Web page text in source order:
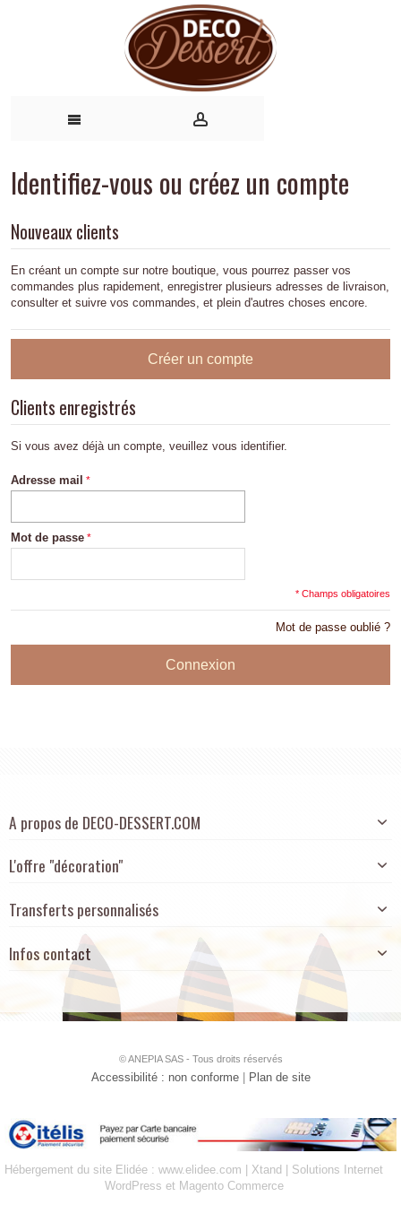
Identifiez-vous ou créez un compte
Nouveaux clients
En créant un compte sur notre boutique, vous pourrez passer vos
commandes plus rapidement, enregistrer plusieurs adresses de livraison,
consulter et suivre vos commandes, et plein d'autres choses encore.
Créer un compte
Clients enregistrés
Si vous avez déjà un compte, veuillez vous identifier.
Adresse mail
Mot de passe
* Champs obligatoires
Mot de passe oublié ?
Connexion
A propos de DECO-DESSERT.COM
L'offre "décoration"
Transferts personnalisés
Infos contact
© ANEPIA SAS - Tous droits réservés
Accessibilité : non conforme| Plan de site
Hébergement du site Elidée : www.elidee.com
Xtand | Solutions Internet
WordPress et Magento Commerce